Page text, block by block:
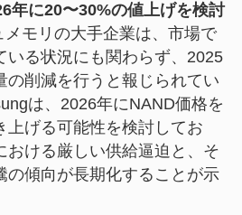
年に20〜30%の値上げを検討
メモリの大手企業は、市場で
いる状況にも関わらず、2025
の削減を行うと報じられてい
は、2026年にNAND価格を
上げる可能性を検討してお
おける厳しい供給逼迫と、そ
の傾向が長期化することが示